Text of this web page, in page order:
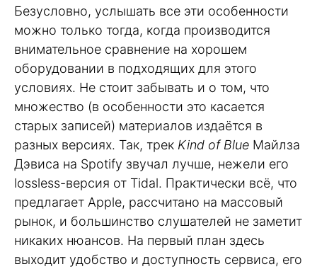
Безусловно, услышать все эти особенности
можно только тогда, когда производится
внимательное сравнение на хорошем
оборудовании в подходящих для этого
условиях. Не стоит забывать и о том, что
множество (в особенности это касается
старых записей) материалов издаётся в
разных версиях. Так, трек Kind of Blue Майлза
Дэвиса на Spotify звучал лучше, нежели его
lossless-версия от Tidal. Практически всё, что
предлагает Apple, рассчитано на массовый
рынок, и большинство слушателей не заметит
никаких нюансов. На первый план здесь
выходит удобство и доступность сервиса, его